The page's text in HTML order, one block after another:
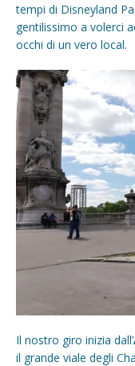
tempi di Disneyland
gentilissimo a volerci
occhi di un vero local.
Il nostro giro inizia dall’
il grande viale degli